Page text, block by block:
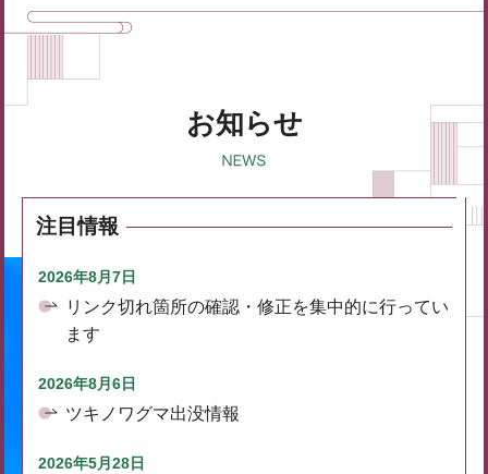
お知らせ
注目情報
2026年8月7日
リンク切れ箇所の確認・修正を集中的に行ってい
ます
2026年8月6日
ツキノワグマ出没情報
2026年5月28日